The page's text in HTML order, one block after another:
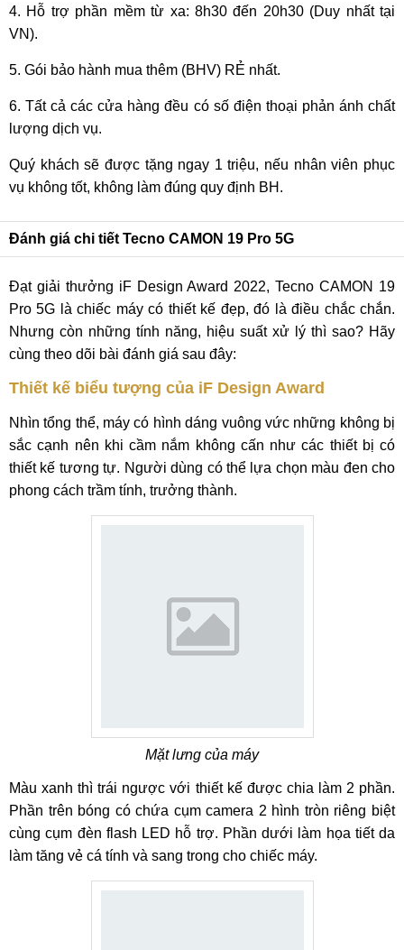
4. Hỗ trợ phần mềm từ xa: 8h30 đến 20h30 (Duy nhất tại
VN).
5. Gói bảo hành mua thêm (BHV) RẺ nhất.
6. Tất cả các cửa hàng đều có số điện thoại phản ánh chất
lượng dịch vụ.
Quý khách sẽ được tặng ngay 1 triệu, nếu nhân viên phục
vụ không tốt, không làm đúng quy định BH.
Đánh giá chi tiết Tecno CAMON 19 Pro 5G
Đạt giải thưởng iF Design Award 2022, Tecno CAMON 19
Pro 5G là chiếc máy có thiết kế đẹp, đó là điều chắc chắn.
Nhưng còn những tính năng, hiệu suất xử lý thì sao? Hãy
cùng theo dõi bài đánh giá sau đây:
Thiết kế biểu tượng của iF Design Award
Nhìn tổng thể, máy có hình dáng vuông vức những không bị
sắc cạnh nên khi cầm nắm không cấn như các thiết bị có
thiết kế tương tự. Người dùng có thể lựa chọn màu đen cho
phong cách trầm tính, trưởng thành.
Mặt lưng của máy
Màu xanh thì trái ngược với thiết kế được chia làm 2 phần.
Phần trên bóng có chứa cụm camera 2 hình tròn riêng biệt
cùng cụm đèn flash LED hỗ trợ. Phần dưới làm họa tiết da
làm tăng vẻ cá tính và sang trong cho chiếc máy.